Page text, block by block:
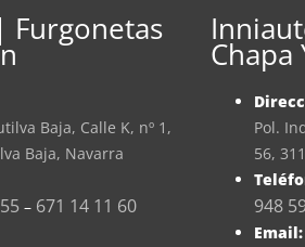
Baja, Calle K, nº 1,
Baja, Navarra
– 671 14 11 60
Chapa
Pol.
56,
948
Email: